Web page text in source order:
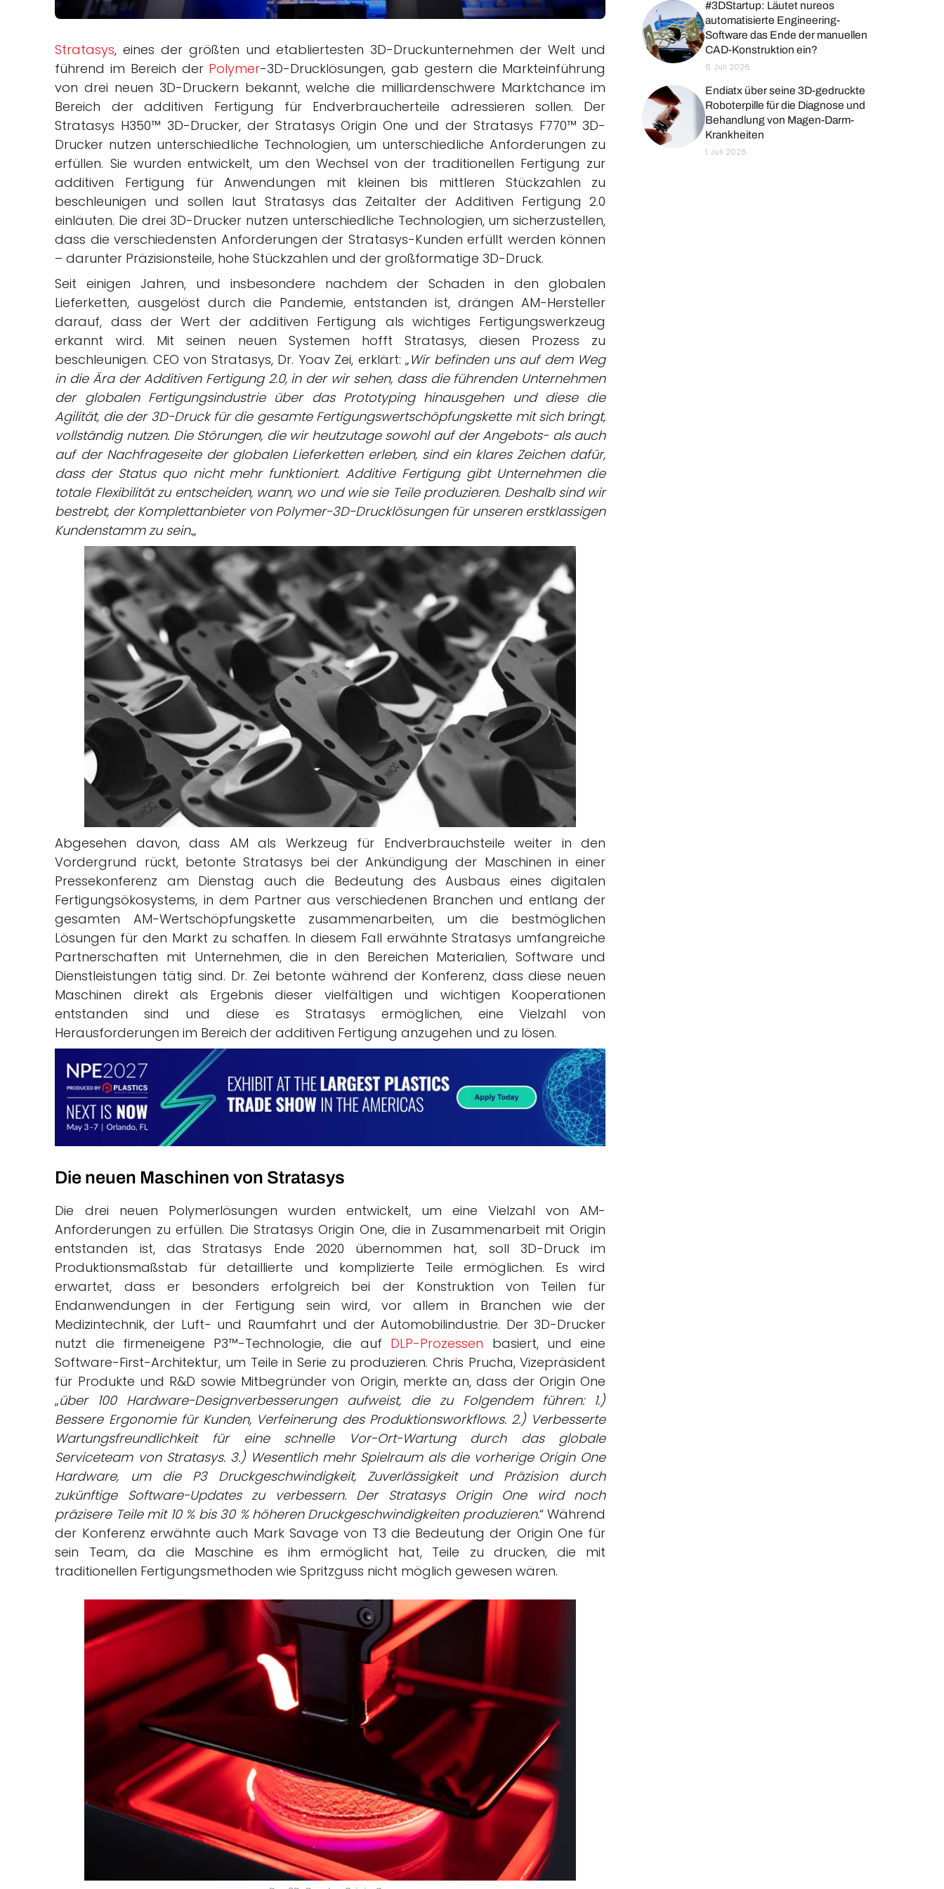
Stratasys, eines der größten und etabliertesten 3D-Druckunternehmen der Welt und
führend im Bereich der Polymer-3D-Drucklösungen, gab gestern die Markteinführung
von drei neuen 3D-Druckern bekannt, welche die milliardenschwere Marktchance im
Bereich der additiven Fertigung für Endverbraucherteile adressieren sollen. Der
Stratasys H350™ 3D-Drucker, der Stratasys Origin One und der Stratasys F770™ 3D-
Drucker nutzen unterschiedliche Technologien, um unterschiedliche Anforderungen zu
erfüllen. Sie wurden entwickelt, um den Wechsel von der traditionellen Fertigung zur
additiven Fertigung für Anwendungen mit kleinen bis mittleren Stückzahlen zu
beschleunigen und sollen laut Stratasys das Zeitalter der Additiven Fertigung 2.0
einläuten. Die drei 3D-Drucker nutzen unterschiedliche Technologien, um sicherzustellen,
dass die verschiedensten Anforderungen der Stratasys-Kunden erfüllt werden können
– darunter Präzisionsteile, hohe Stückzahlen und der großformatige 3D-Druck.
Seit einigen Jahren, und insbesondere nachdem der Schaden in den globalen
Lieferketten, ausgelöst durch die Pandemie, entstanden ist, drängen AM-Hersteller
darauf, dass der Wert der additiven Fertigung als wichtiges Fertigungswerkzeug
erkannt wird. Mit seinen neuen Systemen hofft Stratasys, diesen Prozess zu
beschleunigen. CEO von Stratasys, Dr. Yoav Zei, erklärt: „Wir befinden uns auf dem Weg
in die Ära der Additiven Fertigung 2.0, in der wir sehen, dass die führenden Unternehmen
der globalen Fertigungsindustrie über das Prototyping hinausgehen und diese die
Agilität, die der 3D-Druck für die gesamte Fertigungswertschöpfungskette mit sich bringt,
vollständig nutzen. Die Störungen, die wir heutzutage sowohl auf der Angebots- als auch
auf der Nachfrageseite der globalen Lieferketten erleben, sind ein klares Zeichen dafür,
dass der Status quo nicht mehr funktioniert. Additive Fertigung gibt Unternehmen die
totale Flexibilität zu entscheiden, wann, wo und wie sie Teile produzieren. Deshalb sind wir
bestrebt, der Komplettanbieter von Polymer-3D-Drucklösungen für unseren erstklassigen
Kundenstamm zu sein.„
Abgesehen davon, dass AM als Werkzeug für Endverbrauchsteile weiter in den
Vordergrund rückt, betonte Stratasys bei der Ankündigung der Maschinen in einer
Pressekonferenz am Dienstag auch die Bedeutung des Ausbaus eines digitalen
Fertigungsökosystems, in dem Partner aus verschiedenen Branchen und entlang der
gesamten AM-Wertschöpfungskette zusammenarbeiten, um die bestmöglichen
Lösungen für den Markt zu schaffen. In diesem Fall erwähnte Stratasys umfangreiche
Partnerschaften mit Unternehmen, die in den Bereichen Materialien, Software und
Dienstleistungen tätig sind. Dr. Zei betonte während der Konferenz, dass diese neuen
Maschinen direkt als Ergebnis dieser vielfältigen und wichtigen Kooperationen
entstanden sind und diese es Stratasys ermöglichen, eine Vielzahl von
Herausforderungen im Bereich der additiven Fertigung anzugehen und zu lösen.
Die neuen Maschinen von Stratasys
Die drei neuen Polymerlösungen wurden entwickelt, um eine Vielzahl von AM-
Anforderungen zu erfüllen. Die Stratasys Origin One, die in Zusammenarbeit mit Origin
entstanden ist, das Stratasys Ende 2020 übernommen hat, soll 3D-Druck im
Produktionsmaßstab für detaillierte und komplizierte Teile ermöglichen. Es wird
erwartet, dass er besonders erfolgreich bei der Konstruktion von Teilen für
Endanwendungen in der Fertigung sein wird, vor allem in Branchen wie der
Medizintechnik, der Luft- und Raumfahrt und der Automobilindustrie. Der 3D-Drucker
nutzt die firmeneigene P3™-Technologie, die auf DLP-Prozessen basiert, und eine
Software-First-Architektur, um Teile in Serie zu produzieren. Chris Prucha, Vizepräsident
für Produkte und R&D sowie Mitbegründer von Origin, merkte an, dass der Origin One
„über 100 Hardware-Designverbesserungen aufweist, die zu Folgendem führen: 1.)
Bessere Ergonomie für Kunden, Verfeinerung des Produktionsworkflows. 2.) Verbesserte
Wartungsfreundlichkeit für eine schnelle Vor-Ort-Wartung durch das globale
Serviceteam von Stratasys. 3.) Wesentlich mehr Spielraum als die vorherige Origin One
Hardware, um die P3 Druckgeschwindigkeit, Zuverlässigkeit und Präzision durch
zukünftige Software-Updates zu verbessern. Der Stratasys Origin One wird noch
präzisere Teile mit 10 % bis 30 % höheren Druckgeschwindigkeiten produzieren.“ Während
der Konferenz erwähnte auch Mark Savage von T3 die Bedeutung der Origin One für
sein Team, da die Maschine es ihm ermöglicht hat, Teile zu drucken, die mit
traditionellen Fertigungsmethoden wie Spritzguss nicht möglich gewesen wären.
#3DStartup: Läutet nureos
automatisierte Engineering-
Software das Ende der manuellen
CAD-Konstruktion ein?
6. Juli 2026
Endiatx über seine 3D-gedruckte
Roboterpille für die Diagnose und
Behandlung von Magen-Darm-
Krankheiten
1. Juli 2026